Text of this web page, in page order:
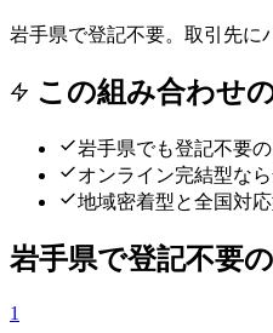
岩手県で登記不要。取引先に
この組み合わせ
岩手県でも登記不要
オンライン完結型な
地域密着型と全国対
岩手県で登記不要
1